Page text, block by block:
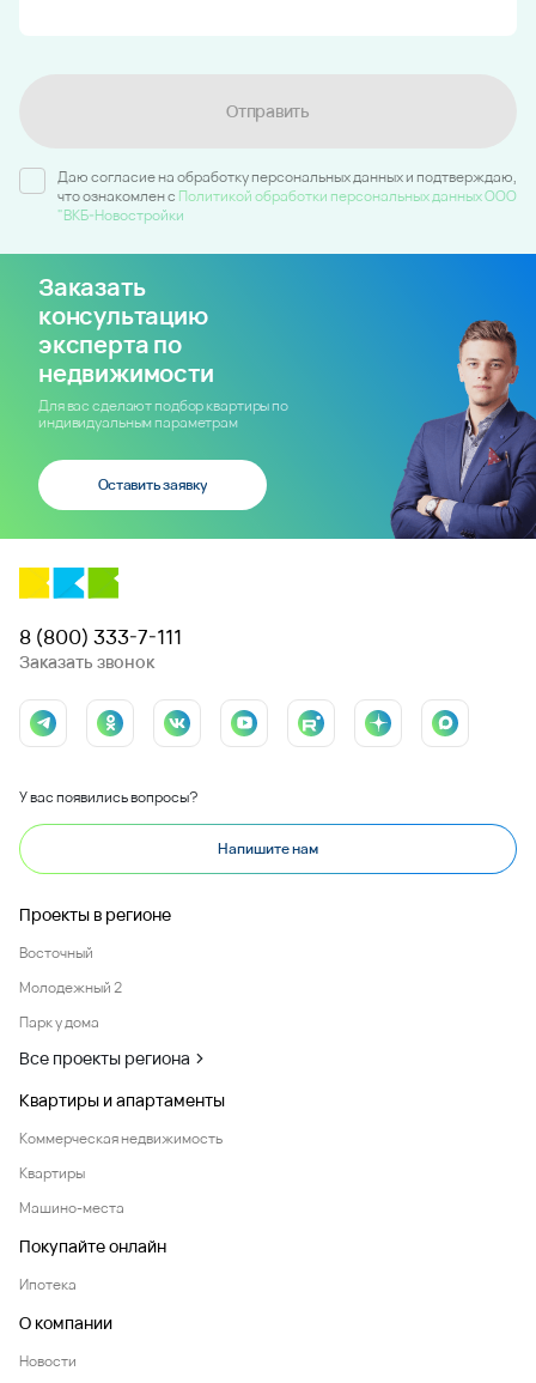
Отправить
Даю согласие на обработку персональных данных и подтверждаю,
что ознакомлен c Политикой обработки персональных данных ООО
"ВКБ-Новостройки
Заказать
консультацию
эксперта по
недвижимости
Для вас сделают подбор квартиры по
индивидуальным параметрам
Оставить заявку
8 (800) 333-7-111
Заказать звонок
У вас появились вопросы?
Напишите нам
Проекты в регионе
Восточный
Молодежный 2
Парк у дома
Все проекты региона
Квартиры и апартаменты
Коммерческая недвижимость
Квартиры
Машино-места
Покупайте онлайн
Ипотека
О компании
Новости